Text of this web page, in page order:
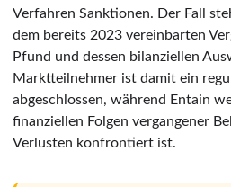
Verfahren Sanktionen. Der Fall
dem bereits 2023 vereinbarten
Pfund und dessen bilanziellen
Marktteilnehmer ist damit ein
abgeschlossen, während Entain
finanziellen Folgen vergangener
Verlusten konfrontiert ist.